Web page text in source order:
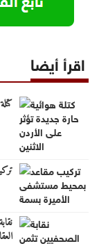
اقرأ أيضا